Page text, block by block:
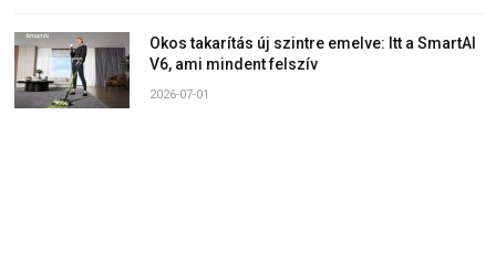
Okos takarítás új szintre emelve: Itt a SmartAI
V6, ami mindent felszív
2026-07-01